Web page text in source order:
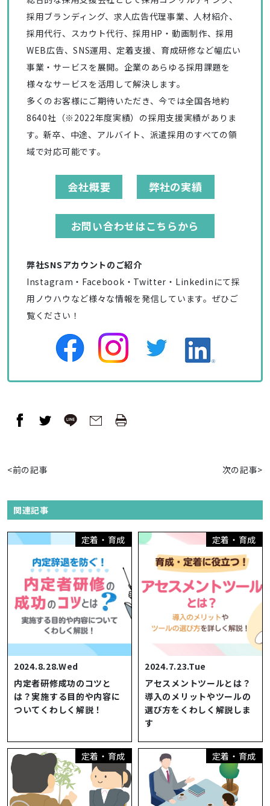
採用ブランディング、求人広告代理事業、人材紹介、
採用代行、スカウト代行、採用HP・動画制作、採用
WEB広告、SNS運用、定着支援、育成研修など幅広い
事業・サービスを展開。企業のあらゆる採用課題を
様々なサービスを活用して解決します。
多くのお客様にご期待いただき、今では全国各地約
8640社（※2022年度実績）の採用支援実績がありま
す。新卒、中途、アルバイト、派遣採用のすべての領
域で対応可能です。
会社概要 弊社の実績
お問い合わせはこちらから
弊社SNSアカウントのご紹介
Instagram・Facebook・Twitter・Linkedinにて採
用ノウハウなど様々な情報を発信しています。ぜひご
覧ください！
<前の記事 次の記事>
関連記事
定着・育成
2024.8.28.Wed
内定者研修成功のコツと
は？実施する目的や内容に
ついてくわしく解説！
定着・育成
2024.7.23.Tue
アセスメントツールとは？
導入のメリットやツールの
選び方をくわしく解説しま
す
定着・育成 定着・育成